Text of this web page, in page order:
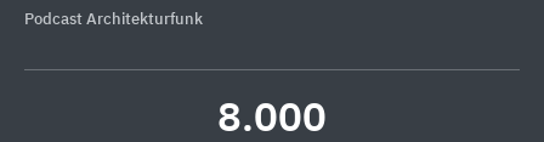
Podcast Architekturfunk
8.000